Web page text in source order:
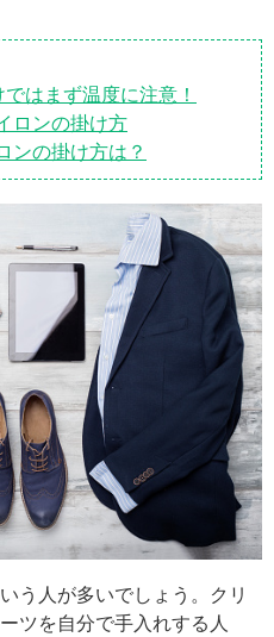
はまず温度に注意！
ロンの掛け方
ンの掛け方は？
う人が多いでしょう。クリ
ツを自分で手入れする人